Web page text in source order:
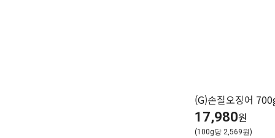
(G)손질오징어
17,980원
(100g당 2,569원)